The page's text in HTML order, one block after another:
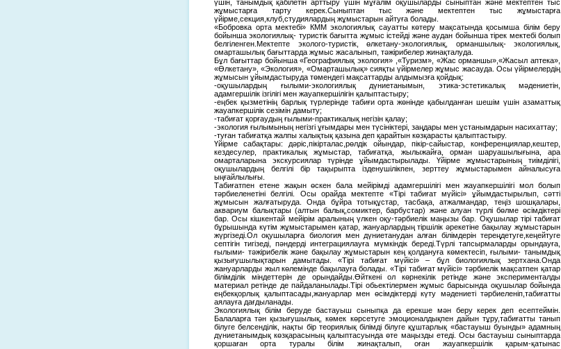
үшін, танымдық қабілетін арттыру үшін мұғалім оқушыларды сыныптан және мектептен тыс
жұмыстарға тарту керек.Сыныптан тыс және мектептен тыс жұмыстарға
үйірме,секция,клуб,студиялардың жұмыстарын айтуға болады.
«Бобровка орта мектебі» КММ экологиялық сауатты көтеру мақсатында қосымша білім беру
бойынша экологиялық- туристік бағытта жұмыс істейді және аудан бойынша тірек мектебі болып
белгіленген.Мектепте эколого-туристік, өлкетану-экологиялық, орманшылық- экологиялық,
омарташылық бағыттарда жұмыс жасалынып, тәжірибелер жинақталуда.
Бұл бағыттар бойынша «Географиялық экология» ,«Туризм», «Жас орманшы»,«Жасыл аптека»,
«Өлкетану», «Экология», «Омарташылық» сияқты үйірмелер жұмыс жасауда. Осы үйірмелердің
жұмысын ұйымдастыруда төмендегі мақсаттарды алдымызға қойдық:
-оқушылардың ғылыми-экологиялық дүниетанымын, этика-эстетикалық мәдениетін,
адамгершілік ізгілігі мен жауапкершілігін қалыптастыру;
-еңбек қызметінің барлық түрлерінде табиғи орта жөнінде қабылданған шешім үшін азаматтық
жауапкершілік сезімін дамыту;
-табиғат қорғаудың ғылыми-практикалық негізін қалау;
-экология ғылымының негізгі ұғымдары мен түсініктері, заңдары мен ұстанымдарын насихаттау;
-туған табиғатқа жалпы халықтық қазына деп қарайтын көзқарасты қалыптастыру.
Үйірме сабақтары: дәріс,пікірталас,рөлдік ойындар, пікір-сайыстар, конференциялар,кештер,
кездесулер, практикалық жұмыстар, табиғатқа, жылыжайға, орман шаруашылығына, ара
омарталарына экскурсиялар түрінде ұйымдастырылады. Үйірме жұмыстарының тиімділігі,
оқушылардың белгілі бір тақырыпта ізденушілікпен, зерттеу жұмыстарымен айналысуға
ыңғайлылығы.
Табиғатпен етене жақын өскен бала мейірімді адамгершілігі мен жауапкершілігі мол болып
тәрбиеленетіні белгілі. Осы орайда мектепте «Тірі табиғат мүйісі» ұйымдастырылып, сәтті
жұмысын жалғатыруда. Онда бұйра тотықұстар, тасбақа, атжалмандар, теңіз шошқалары,
аквариум балықтары (алтын балық,сомиктер, барбустар) және алуан түрлі бөлме өсімдіктері
бар. Осы кішкентай мейірім аралының үлкен оқу-тәрбиелік маңызы бар. Оқушылар тірі табиғат
бұрышында күтім жұмыстарымен қатар, жануарлардың тіршілік әрекетіне бақылау жұмыстарын
жүргізеді.Ол оқушыларға биология мен дүниетанудан алған білімдерін тереңдетуге,кеңейтуге
септігін тигізеді, пәндерді интеграциялауға мүмкіндік береді.Түрлі тапсырмаларды орындауға,
ғылыми- тәжірибелік және бақылау жұмыстарын кең қолдануға көмектесіп, ғылыми- танымдық
қызығушылықтарын дамытады. «Тірі табиғат мүйісі» – бұл биологиялық зертхана.Онда
жануарларды жыл көлемінде бақылауға болады. «Тірі табиғат мүйісі» тәрбиелік мақсатпен қатар
білімділік міндеттерін де орындайды.Өйткені ол көрнекілік ретінде және эксперименталды
материал ретінде де пайдаланылады.Тірі обьектілермен жұмыс барысында оқушылар бойында
еңбекқорлық қалыптасады,жануарлар мен өсімдіктерді күту мәдениеті тәрбиеленіп,табиғатты
аялауға дағдыланады.
Экологиялық білім беруде бастауыш сыныпқа да ерекше мән беру керек деп есептеймін.
Балаларға тән қызығушылық, көмек көрсетуге эмоционалдықпен дайын тұру,табиғатты танып
білуге белсенділік, нақты бір теориялық білімді білуге құштарлық «бастауыш буынды» адамның
дүниетанымдық көзқарасының қалыптасуында өте маңызды етеді. Осы бастауыш сыныптарда
қоршаған орта туралы білім жинақталып, оған жауапкершілік қарым-қатынас